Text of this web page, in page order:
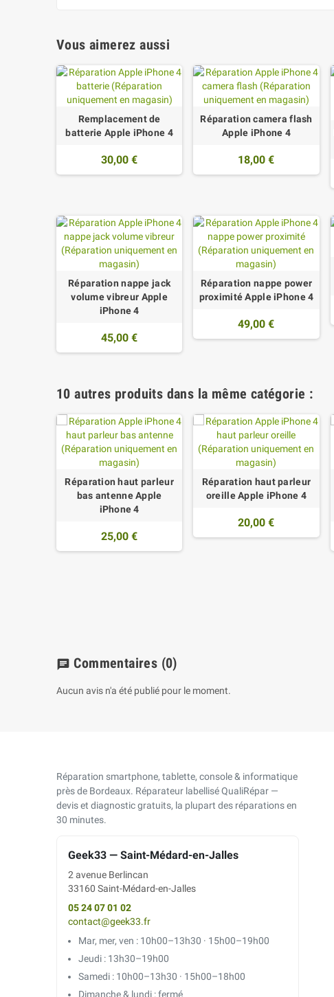
Vous aimerez aussi
Remplacement de
batterie Apple iPhone 4
30,00 €
Réparation camera flash
Apple iPhone 4
18,00 €
Réparation nappe jack
volume vibreur Apple
iPhone 4
45,00 €
Réparation nappe power
proximité Apple iPhone 4
49,00 €
10 autres produits dans la même catégorie :
Réparation haut parleur
bas antenne Apple
iPhone 4
25,00 €
Réparation haut parleur
oreille Apple iPhone 4
20,00 €
chat Commentaires (0)
Aucun avis n'a été publié pour le moment.
Réparation smartphone, tablette, console & informatique
près de Bordeaux. Réparateur labellisé QualiRépar —
devis et diagnostic gratuits, la plupart des réparations en
30 minutes.
Geek33 — Saint-Médard-en-Jalles
2 avenue Berlincan
33160 Saint-Médard-en-Jalles
05 24 07 01 02
contact@geek33.fr
Mar, mer, ven : 10h00–13h30 · 15h00–19h00
Jeudi : 13h30–19h00
Samedi : 10h00–13h30 · 15h00–18h00
Dimanche & lundi : fermé